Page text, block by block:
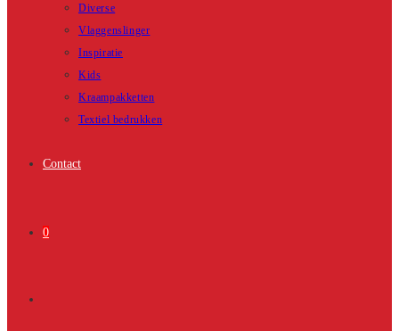
Diverse
Vlaggenslinger
Inspiratie
Kids
Kraampakketten
Textiel bedrukken
Contact
0